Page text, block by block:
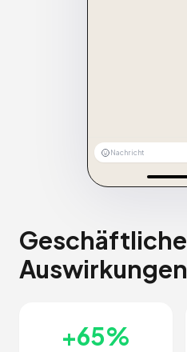
Nachricht
Geschäftliche
Auswirkungen
+65%